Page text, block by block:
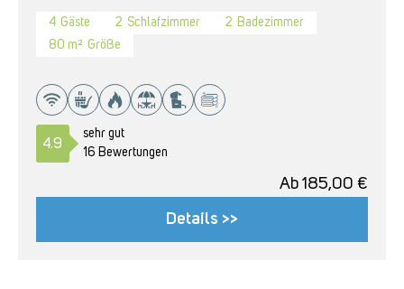
4 Gäste 2 Schlafzimmer 2 Badezimmer
80 m² Größe
4.9
sehr gut
16 Bewertungen
Ab 185,00 €
Details >>